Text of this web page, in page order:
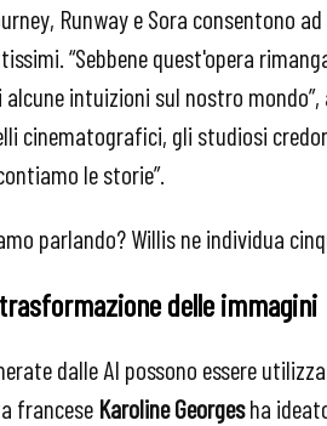
Runway e Sora consentono
“Sebbene quest'opera
intuizioni sul nostro mondo”,
cinematografici, gli studiosi
le storie”.
parlando? Willis ne individua
delle immagini
dalle AI possono essere
francese Karoline Georgesha